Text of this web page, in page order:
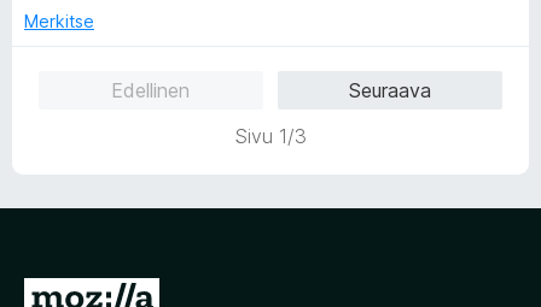
Merkitse
Edellinen
Seuraava
Sivu 1/3
S